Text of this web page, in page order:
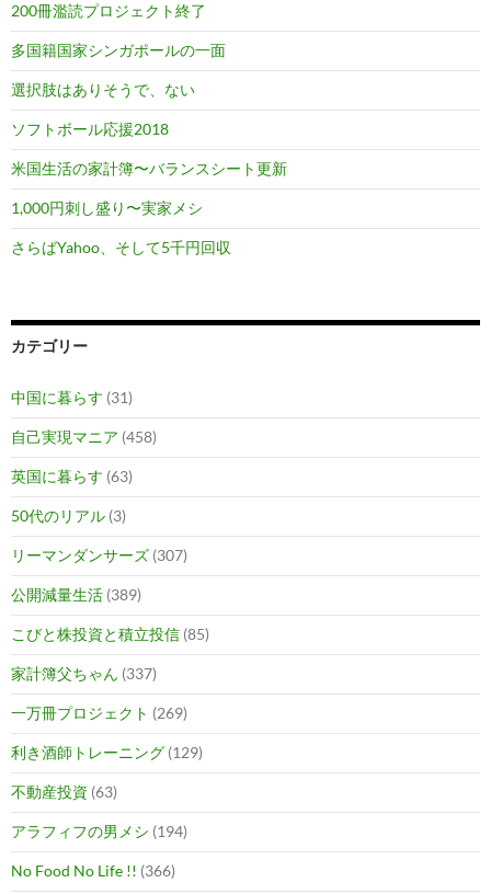
200冊濫読プロジェクト終了
多国籍国家シンガポールの一面
選択肢はありそうで、ない
ソフトボール応援2018
米国生活の家計簿〜バランスシート更新
1,000円刺し盛り〜実家メシ
さらばYahoo、そして5千円回収
カテゴリー
中国に暮らす (31)
自己実現マニア (458)
英国に暮らす (63)
50代のリアル (3)
リーマンダンサーズ (307)
公開減量生活 (389)
こびと株投資と積立投信 (85)
家計簿父ちゃん (337)
一万冊プロジェクト (269)
利き酒師トレーニング (129)
不動産投資 (63)
アラフィフの男メシ (194)
No Food No Life !! (366)